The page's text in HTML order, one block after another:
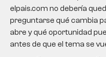
elpais.com no debería
preguntarse qué cambia
abre y qué oportunidad
antes de que el tema se